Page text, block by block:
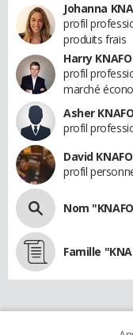
Johanna
profil
produits frais
Harry KNAFO
profil
marché
Asher KNAFO
profil
David KNAFO
profil
Nom
Famille